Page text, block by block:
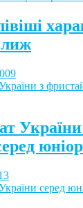
лиж